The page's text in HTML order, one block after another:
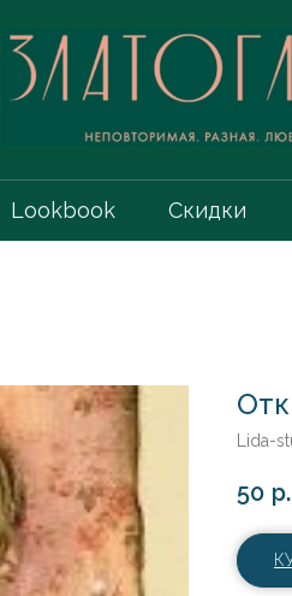
Lookbook Скидки
Lida-
50 р.